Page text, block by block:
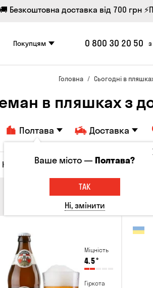
🚚 Безкоштовна доставка від 700 грн
Покупцям 0 800 30 20 50
Головна Сьогодні в
в пляшках з
Полтава Доставка
Коктейлі Соджу Лікери та
Міцність
4.5°
Гіркота
Ваше місто —Полтава?
ТАК
Ні, змінити